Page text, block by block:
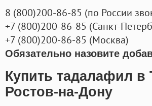
8 (800)200-86-85 (по России
+7 (800)200-86-85 (Санкт-
+7 (800)200-86-85 (Москва)
Обязательно назовите
Купить тадалафил в
Ростов-на-Дону